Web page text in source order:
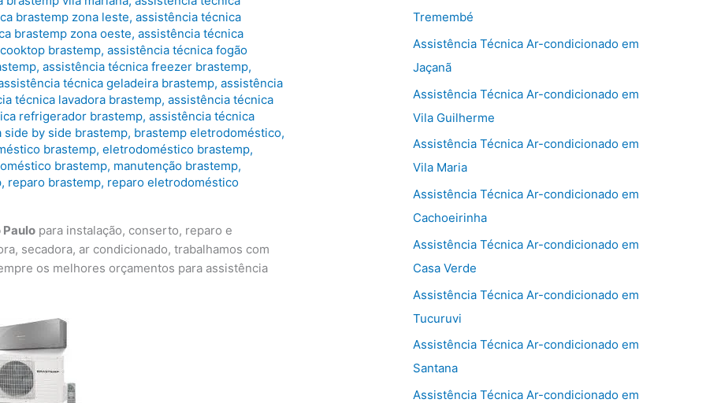
brastemp zona leste,assistência técnica
brastemp zona oeste,assistência técnica
brastemp,assistência técnica fogão
,assistência técnica freezer brastemp,
técnica geladeira brastemp,assistência
técnica lavadora brastemp,assistência técnica
refrigerador brastemp,assistência técnica
side by side brastemp, brastemp eletrodoméstico,
brastemp,eletrodoméstico brastemp,
brastemp, manutenção brastemp,
, reparo brastemp, reparo eletrodoméstico
Paulo para instalação, conserto, reparo e
secadora, ar condicionado, trabalhamos com
os melhores orçamentos para assistência
Tremembé
Assistência Técnica Ar-condicionado em
Jaçanã
Assistência Técnica Ar-condicionado em
Vila Guilherme
Assistência Técnica Ar-condicionado em
Vila Maria
Assistência Técnica Ar-condicionado em
Cachoeirinha
Assistência Técnica Ar-condicionado em
Casa Verde
Assistência Técnica Ar-condicionado em
Tucuruvi
Assistência Técnica Ar-condicionado em
Santana
Assistência Técnica Ar-condicionado em